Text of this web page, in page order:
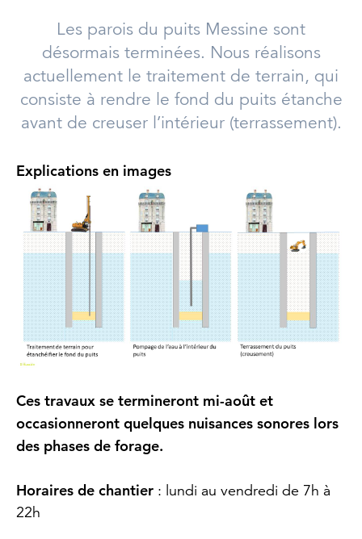
Les parois du puits Messine sont
désormais terminées. Nous réalisons
actuellement le traitement de terrain, qui
consiste à rendre le fond du puits étanche
avant de creuser l’intérieur (terrassement).
Explications en images
Ces travaux se termineront mi-août et
occasionneront quelques nuisances sonores lors
des phases de forage.
Horaires de chantier : lundi au vendredi de 7h à
22h